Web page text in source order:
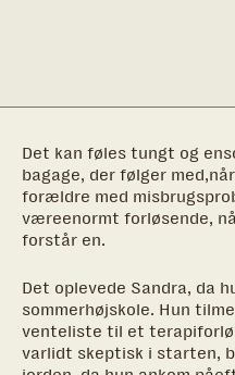
Det kan føles tungt og
bagage, der følger
forældre med
væreenormt forløsende,
forstår en.
Det oplevede Sandra, da
sommerhøjskole. Hun
venteliste til et
varlidt skeptisk i starten,